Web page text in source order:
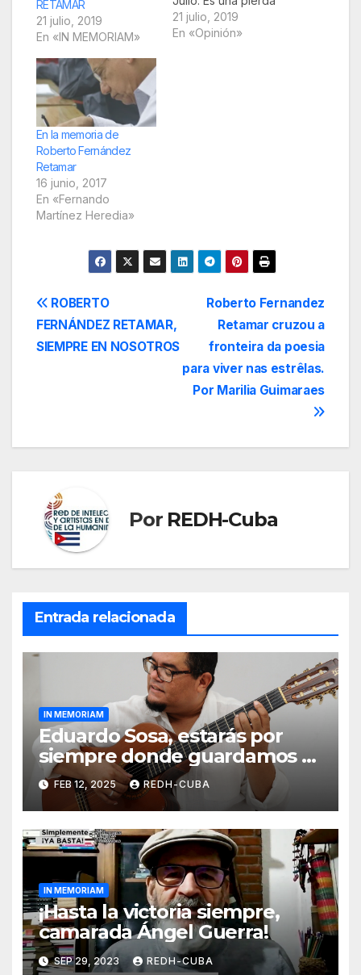
RETAMAR
21 julio, 2019
En «IN MEMORIAM»
irreparable para la
cultura cubana,
21 julio, 2019
En «Opinión»
En la memoria de
Roberto Fernández
Retamar
16 junio, 2017
En «Fernando
Martínez Heredia»
Navegación
de
Roberto Fernandez
Retamar cruzou a
fronteira da poesia
para viver nas estrêlas.
Por Marilia Guimaraes
ROBERTO
FERNÁNDEZ RETAMAR,
SIEMPRE EN NOSOTROS
Por REDH-Cuba
Entrada relacionada
IN MEMORIAM
Eduardo Sosa, estarás por
siempre donde guardamos a
los que supieron saciar la sed
de Patria. Por Joel Súarez
FEB 12, 2025 REDH-CUBA
IN MEMORIAM
¡Hasta la victoria siempre,
camarada Ángel Guerra!
SEP 29, 2023 REDH-CUBA